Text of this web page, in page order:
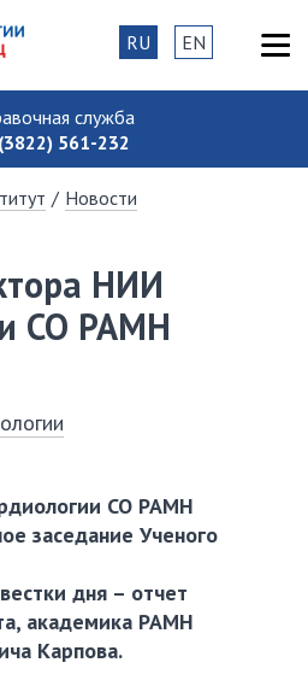
служба
561-232
RU EN
/ Новости
НИИ
СО РАМН
СО РАМН
заседание Ученого
дня – отчет
академика РАМН
Карпова.